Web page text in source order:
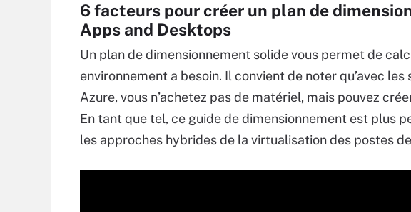
6 facteurs pour créer un plan de
Apps and Desktops
Un plan de dimensionnement solide vous permet de
environnement a besoin. Il convient de noter qu’avec
Azure, vous n’achetez pas de matériel, mais pouvez
En tant que tel, ce guide de dimensionnement est plus
les approches hybrides de la virtualisation des postes